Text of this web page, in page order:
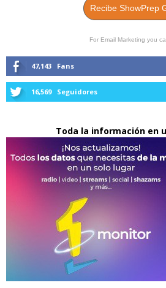
Recibe ShowPrep
For Email Marketing you
47,143 Fans
16,569 Seguidores
Toda la información en